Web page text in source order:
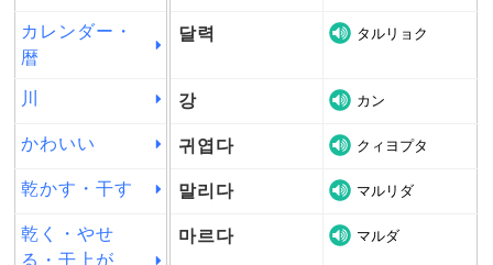
カレンダー・
暦
달력 タルリョク
川 강 カン
かわいい 귀엽다 クィヨプタ
乾かす・干す 말리다 マルリダ
乾く・やせ
る・干上が
마르다 マルダ